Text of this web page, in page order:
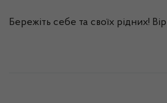
Бережіть себе та своїх рідних!